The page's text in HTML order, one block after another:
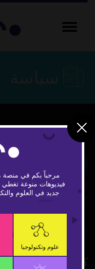
كفى تدخلاً حول
مرحباً بكم في منصة
فيديوهات منوعة تغطي
جديد في العلوم
علوم وتكنولوجيا